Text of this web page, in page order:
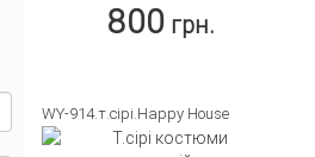
800грн.
ПОДРОБНЕЕ
WY-914.т.сірі.Happy House